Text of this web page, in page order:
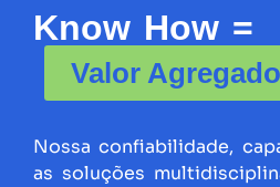
Know How =
Valor Agregado
Nossa confiabilidade,
as soluções